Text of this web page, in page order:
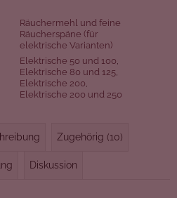
Räuchermehl und feine
Räucherspäne (für
elektrische Varianten)
Elektrische 50 und 100
Elektrische 80 und 125
Elektrische 200
Elektrische 200 und 250
Zugehörig (10)
Diskussion